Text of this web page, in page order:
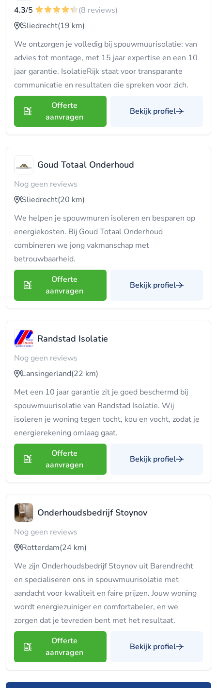
4.3/5
(8 reviews)
Sliedrecht(19 km)
We ontzorgen je volledig bij spouwmuurisolatie: van
advies tot montage, met 15 jaar expertise en een 10
jaar garantie. IsolatieRijk staat voor transparante
communicatie en resultaten die spreken voor zich.
Offerte
aanvragen
Bekijk profiel
Goud Totaal Onderhoud
Nog geen reviews
Sliedrecht(20 km)
We helpen je spouwmuren isoleren en besparen op
energiekosten. Bij Goud Totaal Onderhoud
combineren we jong vakmanschap met
betrouwbaarheid.
Offerte
aanvragen
Bekijk profiel
Randstad Isolatie
Nog geen reviews
Lansingerland(22 km)
Met een 10 jaar garantie zit je goed beschermd bij
spouwmuurisolatie van Randstad Isolatie. Wij
isoleren je woning tegen tocht, kou en vocht, zodat je
energierekening omlaag gaat.
Offerte
aanvragen
Bekijk profiel
Onderhoudsbedrijf Stoynov
Nog geen reviews
Rotterdam(24 km)
We zijn Onderhoudsbedrijf Stoynov uit Barendrecht
en specialiseren ons in spouwmuurisolatie met
aandacht voor kwaliteit en faire prijzen. Jouw woning
wordt energiezuiniger en comfortabeler, en we
zorgen dat je tevreden bent met het resultaat.
Offerte
aanvragen
Bekijk profiel